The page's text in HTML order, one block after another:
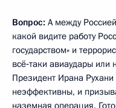
Вопрос: А между
какой видите работу
государством» и
всё‑таки авиаудары
Президент Ирана
неэффективны, и